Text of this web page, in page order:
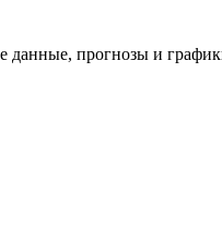
данные, прогнозы и